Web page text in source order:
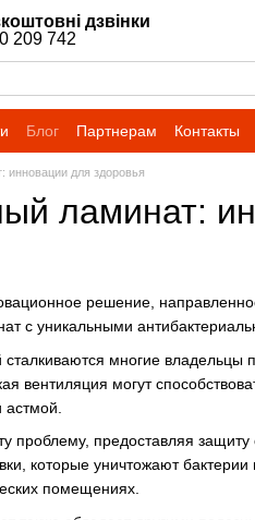
дзвінки
209 742
Блог Партнерам Контакты
инновации для здоровья
ламинат:
решение,
с уникальными
многие
вентиляция могут
проблему, предоставляя
которые уничтожают
помещениях.